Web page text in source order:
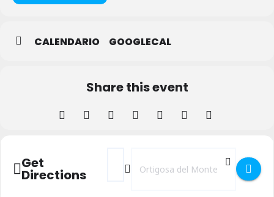
CALENDARIO GOOGLECAL
Share this event
Get
Directions
Address - Fiestas en Honor a la Virgen
Destination Address - Fiestas en